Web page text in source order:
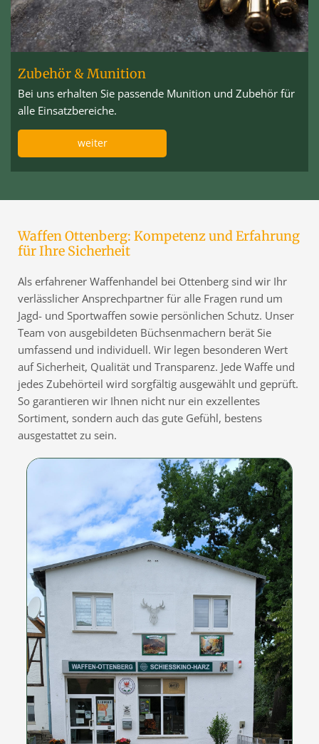
Zubehör & Munition
Bei uns erhalten Sie passende Munition und Zubehör für
alle Einsatzbereiche.
weiter
Waffen Ottenberg: Kompetenz und Erfahrung
für Ihre Sicherheit
Als erfahrener Waffenhandel bei Ottenberg sind wir Ihr
verlässlicher Ansprechpartner für alle Fragen rund um
Jagd- und Sportwaffen sowie persönlichen Schutz. Unser
Team von ausgebildeten Büchsenmachern berät Sie
umfassend und individuell. Wir legen besonderen Wert
auf Sicherheit, Qualität und Transparenz. Jede Waffe und
jedes Zubehörteil wird sorgfältig ausgewählt und geprüft.
So garantieren wir Ihnen nicht nur ein exzellentes
Sortiment, sondern auch das gute Gefühl, bestens
ausgestattet zu sein.